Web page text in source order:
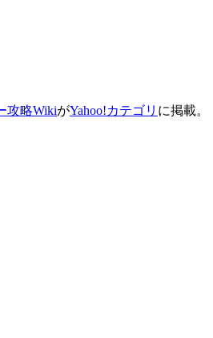
攻略WikiがYahoo!カテゴリ に掲載。